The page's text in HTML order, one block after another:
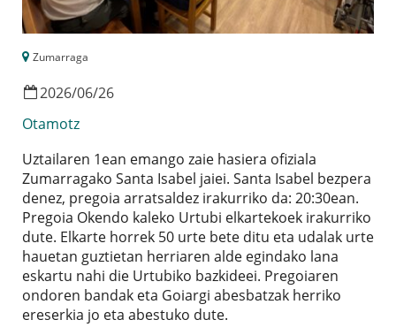
Zumarraga
2026/06/26
Otamotz
Uztailaren 1ean emango zaie hasiera ofiziala
Zumarragako Santa Isabel jaiei. Santa Isabel bezpera
denez, pregoia arratsaldez irakurriko da: 20:30ean.
Pregoia Okendo kaleko Urtubi elkartekoek irakurriko
dute. Elkarte horrek 50 urte bete ditu eta udalak urte
hauetan guztietan herriaren alde egindako lana
eskartu nahi die Urtubiko bazkideei. Pregoiaren
ondoren bandak eta Goiargi abesbatzak herriko
ereserkia jo eta abestuko dute.